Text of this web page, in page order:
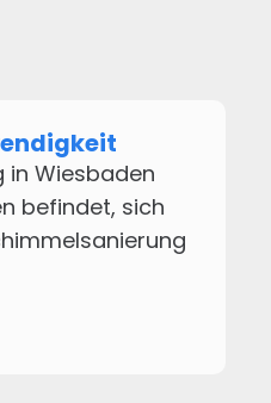
in Wiesbaden
befindet, sich